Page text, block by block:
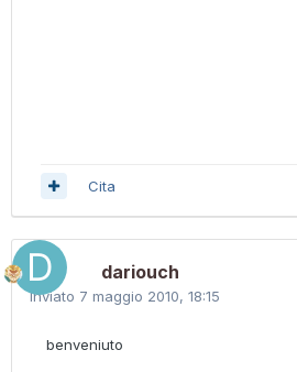
Cita
dariouch
Inviato 7 maggio 2010, 18:15
benveniuto